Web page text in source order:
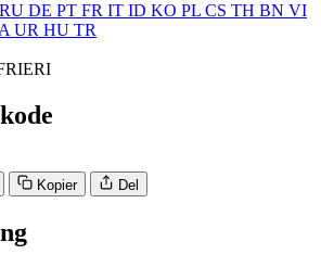
RU DE PT FR IT ID KO PL CS TH BN VI
UR HU TR
Kopier Del